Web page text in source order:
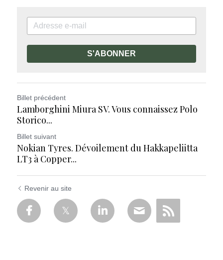
S'ABONNER
Billet précédent
Lamborghini Miura SV. Vous connaissez Polo
Storico...
Billet suivant
Nokian Tyres. Dévoilement du Hakkapeliitta
LT3 à Copper...
Revenir au site